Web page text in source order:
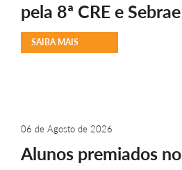
pela 8ª CRE e
SAIBA MAIS
06 de Agosto de 2026
Alunos premiados